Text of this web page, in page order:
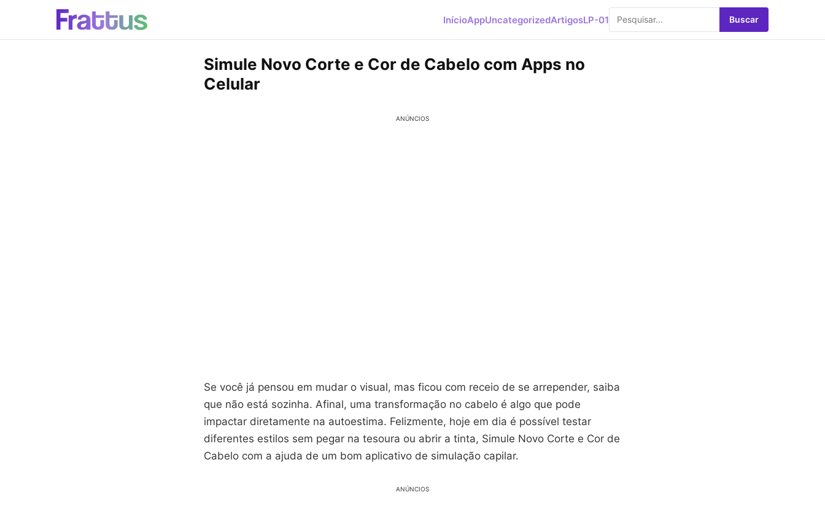
InícioAppUncategorizedArtigosLP-01 Buscar
Simule Novo Corte e Cor de Cabelo com Apps no
Celular
ANÚNCIOS
Se você já pensou em mudar o visual, mas ficou com receio de se arrepender, saiba
que não está sozinha. Afinal, uma transformação no cabelo é algo que pode
impactar diretamente na autoestima. Felizmente, hoje em dia é possível testar
diferentes estilos sem pegar na tesoura ou abrir a tinta, Simule Novo Corte e Cor de
Cabelo com a ajuda de um bom aplicativo de simulação capilar.
ANÚNCIOS